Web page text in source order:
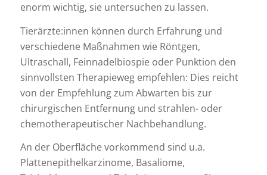
enorm wichtig, sie untersuchen zu lassen.
Tierärzte:innen können durch Erfahrung und
verschiedene Maßnahmen wie Röntgen,
Ultraschall, Feinnadelbiospie oder Punktion den
sinnvollsten Therapieweg empfehlen: Dies reicht
von der Empfehlung zum Abwarten bis zur
chirurgischen Entfernung und strahlen- oder
chemotherapeutischer Nachbehandlung.
An der Oberfläche vorkommend sind u.a.
Plattenepithelkarzinome, Basaliome,